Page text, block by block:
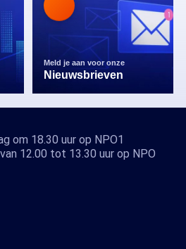
Meld je aan voor onze
Nieuwsbrieven
om 18.30 uur op NPO1
12.00 tot 13.30 uur op NPO